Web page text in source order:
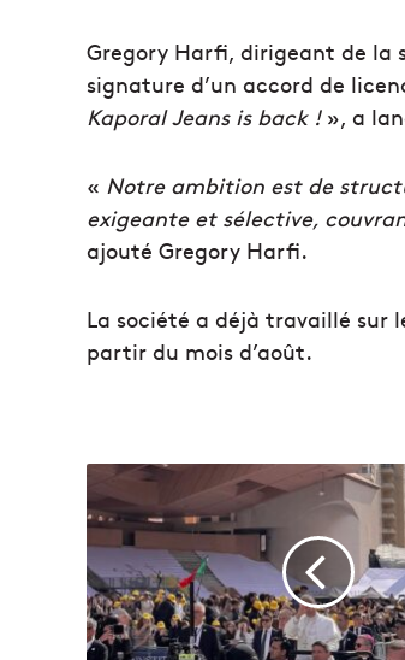
Gregory Harfi, dirigeant de la
signature d’un accord de
Kaporal Jeans is back !», a
« Notre ambition est de
exigeante et sélective,
ajouté Gregory Harfi.
La société a déjà travaillé sur
partir du mois d’août.
M
o
n
a
c
o
,